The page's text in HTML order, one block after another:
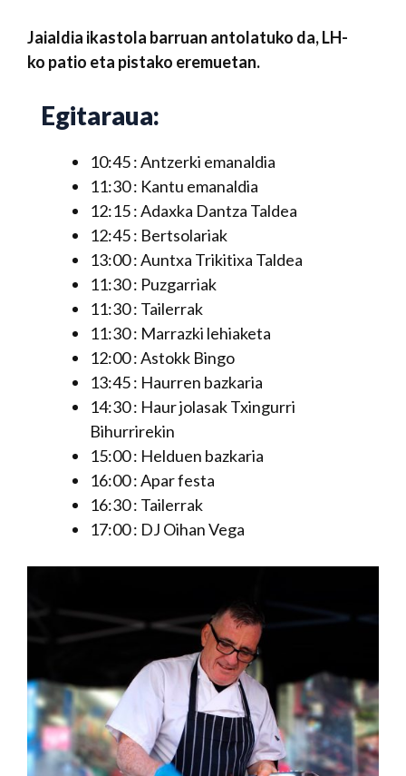
Jaialdia ikastola barruan antolatuko da, LH-
ko patio eta pistako eremuetan.
Egitaraua:
10:45 : Antzerki emanaldia
11:30 : Kantu emanaldia
12:15 : Adaxka Dantza Taldea
12:45 : Bertsolariak
13:00 : Auntxa Trikitixa Taldea
11:30 : Puzgarriak
11:30 : Tailerrak
11:30 : Marrazki lehiaketa
12:00 : Astokk Bingo
13:45 : Haurren bazkaria
14:30 : Haur jolasak Txingurri
Bihurrirekin
15:00 : Helduen bazkaria
16:00 : Apar festa
16:30 : Tailerrak
17:00 : DJ Oihan Vega